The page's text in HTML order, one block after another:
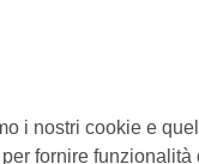
i nostri cookie e
fornire